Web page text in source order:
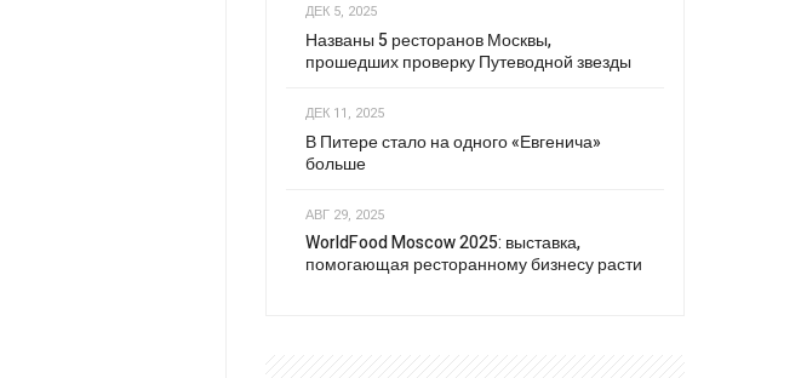
ДЕК 5, 2025
Названы 5 ресторанов Москвы,
прошедших проверку Путеводной звезды
ДЕК 11, 2025
В Питере стало на одного «Евгенича»
больше
АВГ 29, 2025
WorldFood Moscow 2025: выставка,
помогающая ресторанному бизнесу расти